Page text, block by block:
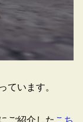
ています。
ご紹介した こち